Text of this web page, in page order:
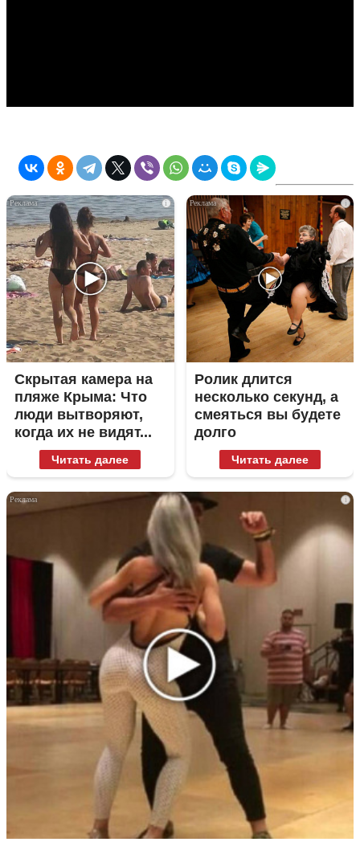
i
Скрытая камера на
пляже Крыма: Что
люди вытворяют,
когда их не видят...
Читать далее
i
Ролик длится
несколько секунд, а
смеяться вы будете
долго
Читать далее
i